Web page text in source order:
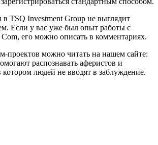
в TSQ Investment Group не выглядит
Если у вас уже был опыт работы с
его можно описать в комментариях.
проектов можно читать на нашем сайте:
распознавать аферистов и
котором людей не вводят в заблуждение.